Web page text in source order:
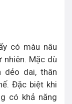
có màu nâu
Mặc dù
dẻo dai, thân
Đặc biệt khi
có khả năng